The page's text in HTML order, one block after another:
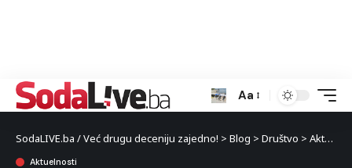
Aa
SodaLIVE.ba / Već drugu deceniju zajedno! > Blog > Društvo > Aktuelnosti
Aktuelnosti